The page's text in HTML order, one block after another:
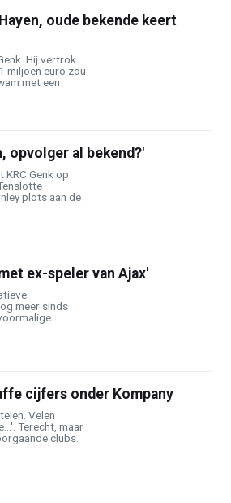
oude bekende keert
Hij vertrok
miljoen euro zou
met een
opvolger al bekend?'
Genk op
plots aan de
ex-speler van Ajax'
meer sinds
cijfers onder Kompany
Velen
Terecht, maar
clubs.